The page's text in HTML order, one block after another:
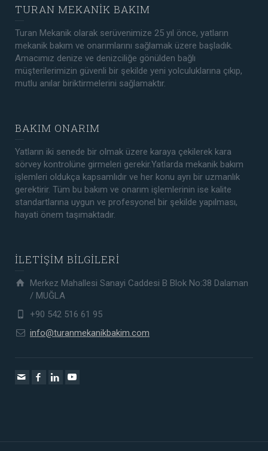
TURAN MEKANİK BAKIM
Turan Mekanik olarak serüvenimize 25 yıl önce, yatların
mekanik bakım ve onarımlarını sağlamak üzere başladık.
Amacımız denize ve denizciliğe gönülden bağlı
müşterilerimizin güvenli bir şekilde yeni yolculuklarına çıkıp,
mutlu anılar biriktirmelerini sağlamaktır.
BAKIM ONARIM
Yatların iki senede bir olmak üzere karaya çekilerek kara
sörvey kontrolüne girmeleri gerekir.Yatlarda mekanik bakım
işlemleri oldukça kapsamlıdır ve her konu ayrı bir uzmanlık
gerektirir. Tüm bu bakım ve onarım işlemlerinin ise kalite
standartlarına uygun ve profesyonel bir şekilde yapılması,
hayati önem taşımaktadır.
İLETİŞİM BİLGİLERİ
Merkez Mahallesi Sanayi Caddesi B Blok No:38 Dalaman
/ MUĞLA
+90 542 516 61 95
info@turanmekanikbakim.com